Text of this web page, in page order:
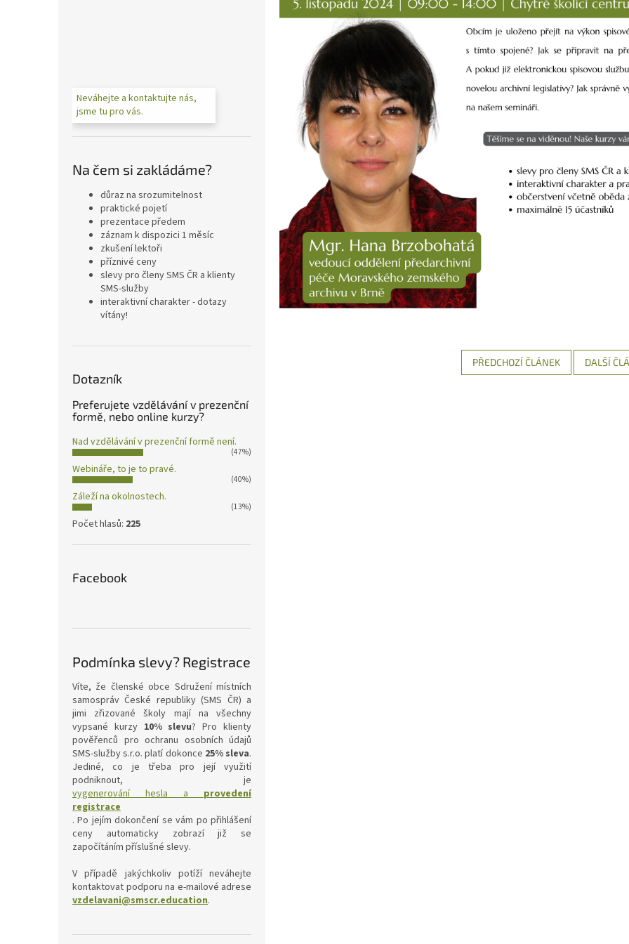
Neváhejte a kontaktujte nás,
jsme tu pro vás.
Na čem si zakládáme?
důraz na srozumitelnost
praktické pojetí
prezentace předem
záznam k dispozici 1 měsíc
zkušení lektoři
příznivé ceny
slevy pro členy SMS ČR a klienty
SMS-služby
interaktivní charakter - dotazy
vítány!
Dotazník
Preferujete vzdělávání v prezenční
formě, nebo online kurzy?
Nad vzdělávání v prezenční formě není.
(47%)
Webináře, to je to pravé.
(40%)
Záleží na okolnostech.
(13%)
Počet hlasů: 225
Facebook
Podmínka slevy? Registrace
Víte, že členské obce Sdružení místních
samospráv České republiky (SMS ČR) a
jimi zřizované školy mají na všechny
vypsané kurzy 10% slevu? Pro klienty
pověřenců pro ochranu osobních údajů
SMS-služby s.r.o. platí dokonce 25% sleva.
Jediné, co je třeba pro její využití
podniknout, je
vygenerování hesla aprovedení
registrace
. Po jejím dokončení se vám po přihlášení
ceny automaticky zobrazí již se
započítáním příslušné slevy.
V případě jakýchkoliv potíží neváhejte
kontaktovat podporu na e-mailové adrese
vzdelavani@smscr.education.
PŘEDCHOZÍ ČLÁNEK DALŠÍ